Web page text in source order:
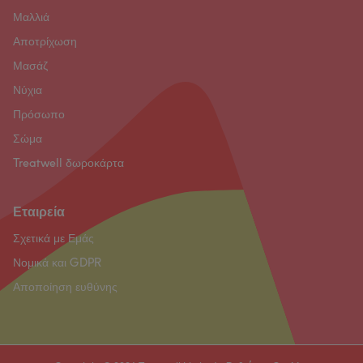
Μαλλιά
Αποτρίχωση
Μασάζ
Νύχια
Πρόσωπο
Σώμα
Treatwell δωροκάρτα
Εταιρεία
Σχετικά με Εμάς
Νομικά και GDPR
Αποποίηση ευθύνης